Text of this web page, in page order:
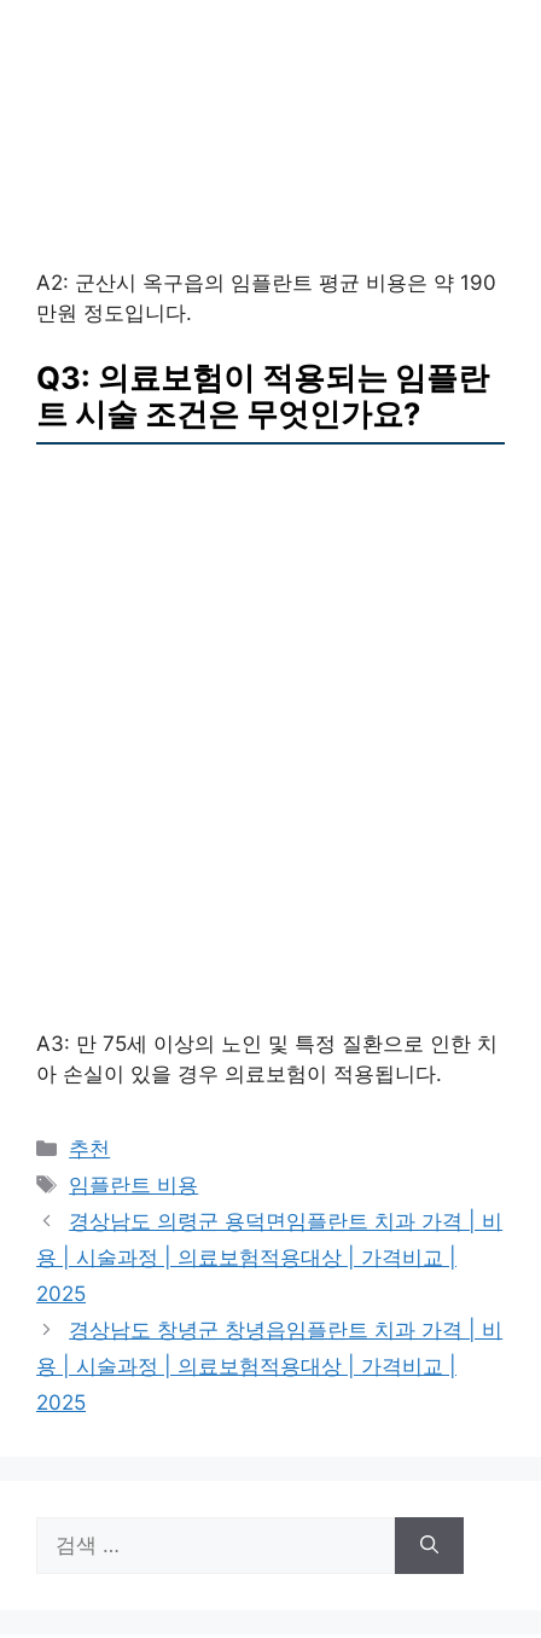
A2: 군산시 옥구읍의 임플란트 평균 비용은 약 190
만원 정도입니다.
Q3: 의료보험이 적용되는 임플란
트 시술 조건은 무엇인가요?
A3: 만 75세 이상의 노인 및 특정 질환으로 인한 치
아 손실이 있을 경우 의료보험이 적용됩니다.
카
테
고
리
추천
태
그
임플란트 비용
경상남도 의령군 용덕면임플란트 치과 가격 | 비
용 | 시술과정 | 의료보험적용대상 | 가격비교 |
2025
경상남도 창녕군 창녕읍임플란트 치과 가격 | 비
용 | 시술과정 | 의료보험적용대상 | 가격비교 |
2025
색: